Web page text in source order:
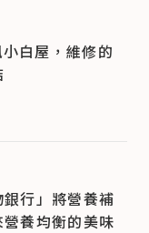
白屋，維修的
行」將營養補
養均衡的美味